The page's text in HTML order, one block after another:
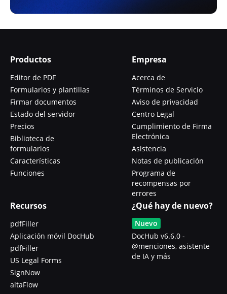
Productos
Editor de PDF
Formularios y plantillas
Firmar documentos
Estado del servidor
Precios
Biblioteca de
formularios
Características
Funciones
Empresa
Acerca de
Términos de Servicio
Aviso de privacidad
Centro Legal
Cumplimiento de Firma
Electrónica
Asistencia
Notas de publicación
Programa de
recompensas por
errores
Recursos
pdfFiller
Aplicación móvil DocHub
pdfFiller
US Legal Forms
SignNow
altaFlow
¿Qué hay de nuevo?
Nuevo
DocHub v6.6.0 -
@menciones, asistente
de IA y más